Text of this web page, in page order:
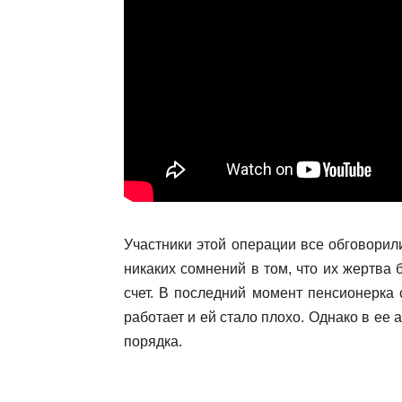
Участники этой операции все
никаких сомнений в том, что их жертва
счет. В последний момент
работает и ей стало плохо. Однако в ее
порядка.